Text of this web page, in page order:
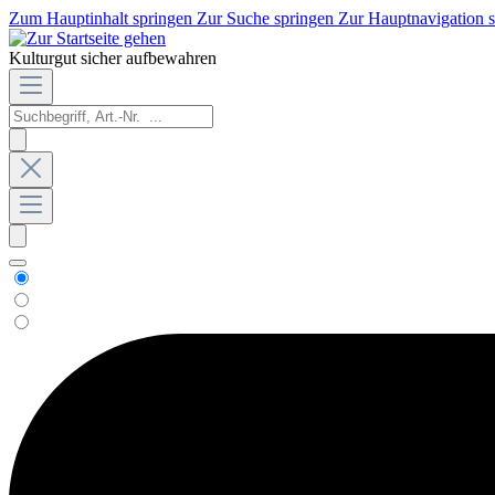
Zum Hauptinhalt springen Zur Suche springen Zur Hauptnavigation
Kulturgut sicher aufbewahren